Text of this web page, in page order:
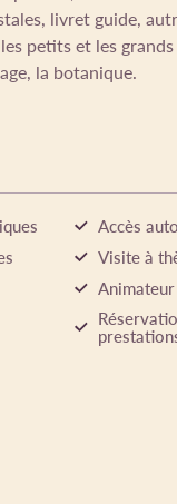
livret guide,
petits et les
la botanique.
Accès
Visite à